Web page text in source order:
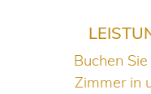
Buchen
Zimmer in